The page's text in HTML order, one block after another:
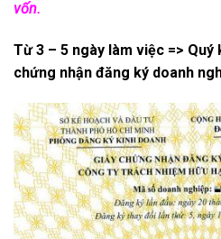
vốn.
Từ 3 – 5 ngày làm việc => Quý
chứng nhận đăng ký doanh